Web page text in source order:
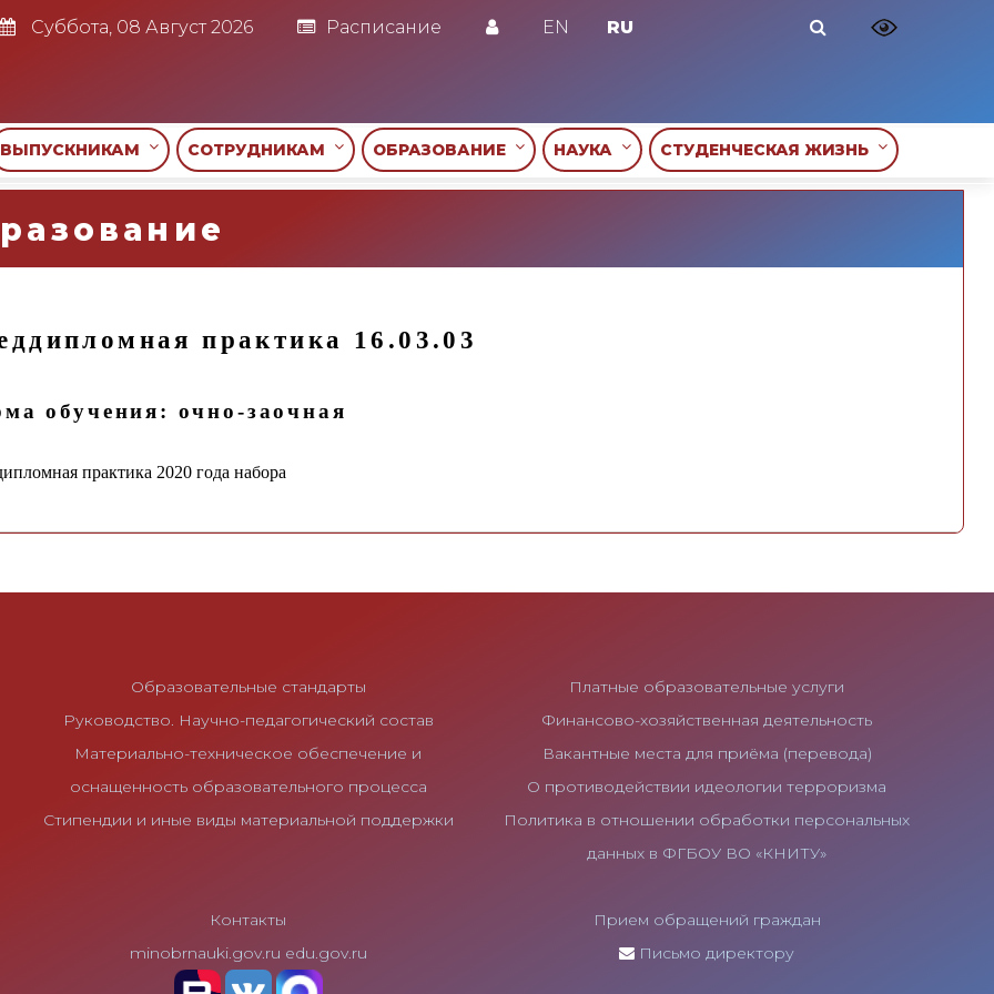
Суббота, 08 Август 2026 Расписание EN RU
ВЫПУСКНИКАМ СОТРУДНИКАМ ОБРАЗОВАНИЕ НАУКА СТУДЕНЧЕСКАЯ ЖИЗНЬ
практика 16.03.03
обучения: очно-заочная
практика 2020 года набора
Образовательные стандарты
Руководство. Научно-педагогический состав
Материально-техническое обеспечение и
оснащенность образовательного процесса
Стипендии и иные виды материальной поддержки
Платные образовательные услуги
Финансово-хозяйственная деятельность
Вакантные места для приёма (перевода)
О противодействии идеологии терроризма
Политика в отношении обработки персональных
данных в ФГБОУ ВО «КНИТУ»
Контакты
minobrnauki.gov.ru edu.gov.ru
Прием обращений граждан
Письмо директору